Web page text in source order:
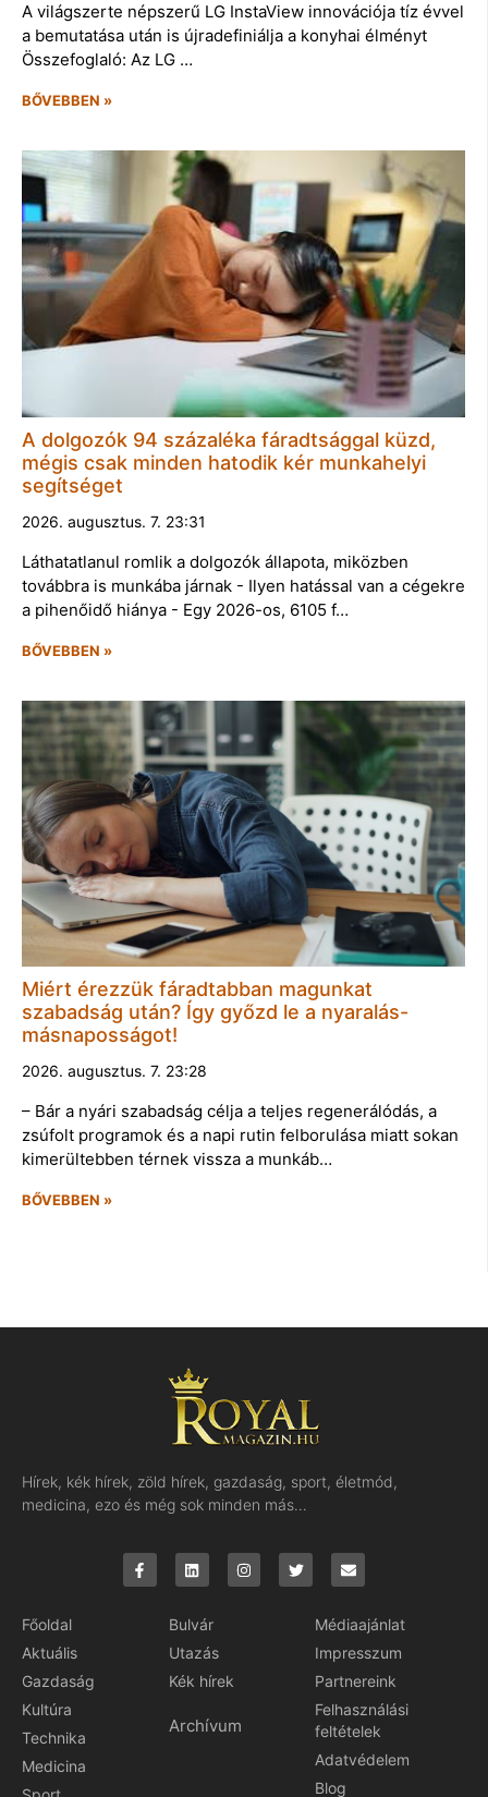
A világszerte népszerű LG InstaView innovációja tíz évvel
a bemutatása után is újradefiniálja a konyhai élményt
Összefoglaló: Az LG …
BŐVEBBEN »
A dolgozók 94 százaléka fáradtsággal küzd,
mégis csak minden hatodik kér munkahelyi
segítséget
2026. augusztus. 7. 23:31
Láthatatlanul romlik a dolgozók állapota, miközben
továbbra is munkába járnak - Ilyen hatással van a cégekre
a pihenőidő hiánya - Egy 2026-os, 6105 f…
BŐVEBBEN »
Miért érezzük fáradtabban magunkat
szabadság után? Így győzd le a nyaralás-
másnaposságot!
2026. augusztus. 7. 23:28
– Bár a nyári szabadság célja a teljes regenerálódás, a
zsúfolt programok és a napi rutin felborulása miatt sokan
kimerültebben térnek vissza a munkáb…
BŐVEBBEN »
Hírek, kék hírek, zöld hírek, gazdaság, sport, életmód,
medicina, ezo és még sok minden más…
Főoldal
Aktuális
Gazdaság
Kultúra
Technika
Medicina
Bulvár
Utazás
Kék hírek
Archívum
Médiaajánlat
Impresszum
Partnereink
Felhasználási
feltételek
Adatvédelem
Blog